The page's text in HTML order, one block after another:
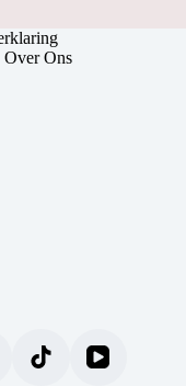
Over Ons